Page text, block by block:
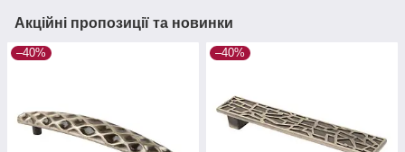
Акційні пропозиції та новинки
–40% –40%